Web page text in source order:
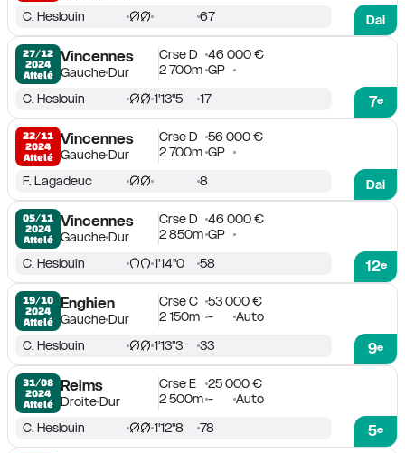
Dai
C. Heslouin 67
27/12
2024
Attelé
Vincennes
GaucheDur
Crse D
46 000 €
2 700m GP
7e
C. Heslouin 1'13''5 17
22/11
2024
Attelé
Vincennes
GaucheDur
Crse D
56 000 €
2 700m GP
Dai
F. Lagadeuc 8
05/11
2024
Attelé
Vincennes
GaucheDur
Crse D
46 000 €
2 850m GP
12e
C. Heslouin 1'14''0 58
19/10
2024
Attelé
Enghien
GaucheDur
Crse C
53 000 €
2 150m - Auto
9e
C. Heslouin 1'13''3 33
31/08
2024
Attelé
Reims
DroiteDur
Crse E
25 000 €
2 500m - Auto
5e
C. Heslouin 1'12''8 78